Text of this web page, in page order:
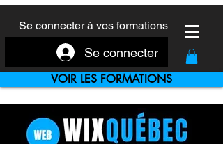
Se connecter à vos formations
Se connecter
VOIR LES FORMATIONS